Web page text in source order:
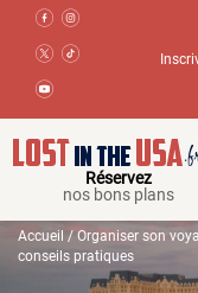
Réservez
nos bons plans
Accueil / Organiser son
conseils pratiques